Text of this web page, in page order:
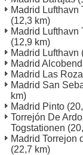
Madrid Lufthavn
(12,3 km)
Madrid Lufthavn
(12,9 km)
Madrid Lufthavn
Madrid
Madrid Las
Madrid San
km)
Madrid Pinto
Torrejón De
Togstationen
Madrid Torrejon
(22,7 km)